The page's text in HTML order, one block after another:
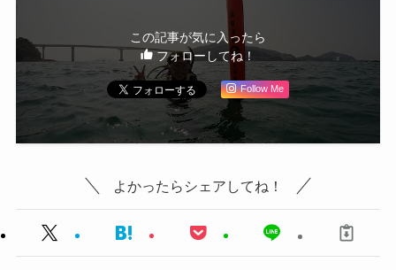
この記事が気に入ったら
フォローしてね！
Follow Me
よかったらシェアしてね！